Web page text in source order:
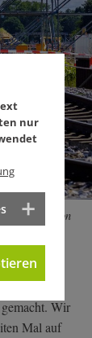
von
rein
Wir
Mal auf
nur